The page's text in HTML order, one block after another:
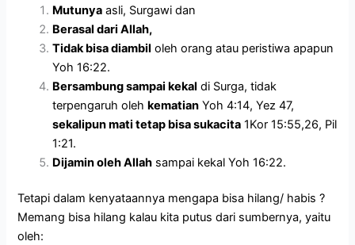
Mutunya asli, Surgawi dan
Berasal dari Allah,
Tidak bisa diambil oleh orang atau peristiwa apapun
Yoh 16:22.
Bersambung sampai kekal di Surga, tidak
terpengaruh olehkematian Yoh 4:14, Yez 47,
sekalipun mati tetap bisa sukacita 1Kor 15:55,26, Pil
1:21.
Dijamin oleh Allah sampai kekal Yoh 16:22.
Tetapi dalam kenyataannya mengapa bisa hilang/ habis ?
Memang bisa hilang kalau kita putus dari sumbernya, yaitu
oleh: